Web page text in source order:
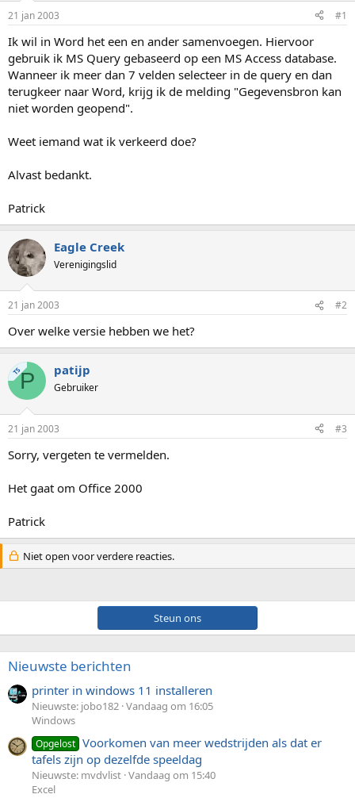
p
s
t
a
r
t
e
r
m
21 jan 2003 #1
Ik wil in Word het een en ander samenvoegen. Hiervoor
gebruik ik MS Query gebaseerd op een MS Access database.
Wanneer ik meer dan 7 velden selecteer in de query en dan
terugkeer naar Word, krijg ik de melding "Gegevensbron kan
niet worden geopend".
Weet iemand wat ik verkeerd doe?
Alvast bedankt.
Patrick
Eagle Creek
Verenigingslid
21 jan 2003 #2
Over welke versie hebben we het?
TSP patijp
Gebruiker
21 jan 2003 #3
Sorry, vergeten te vermelden.
Het gaat om Office 2000
Patrick
Niet open voor verdere reacties.
Steun ons
Nieuwste berichten
printer in windows 11 installeren
Nieuwste: jobo182 Vandaag om 16:05
Windows
Opgelost Voorkomen van meer wedstrijden als dat er
tafels zijn op dezelfde speeldag
Nieuwste: mvdvlist Vandaag om 15:40
Excel